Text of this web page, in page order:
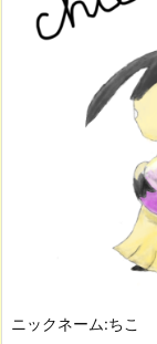
ニックネーム:ちこ